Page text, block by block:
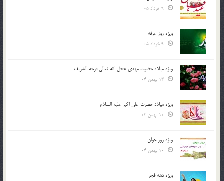
ویژه روز عرفه
ویژه میلاد حضرت مهدی عجل الله تعالی فرجه الشريف
ویژه میلاد حضرت علی اکبر علیه السلام
ویژه روز جوان
ویژه دهه فجر